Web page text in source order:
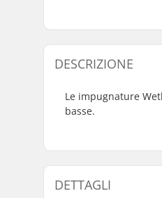
DESCRIZIONE
Le impugnature
basse.
DETTAGLI